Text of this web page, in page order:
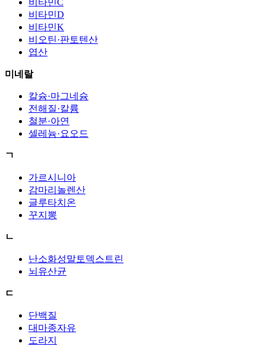
비타민D
비타민K
비오틴·판토텐산
엽산
미네랄
칼슘·마그네슘
전해질·칼륨
철분·아연
셀레늄·요오드
ㄱ
가르시니아
감마리놀렌산
글루타치온
꾸지뽕
ㄴ
난소화성말토덱스트린
뇌유산균
ㄷ
단백질
대마종자유
도라지